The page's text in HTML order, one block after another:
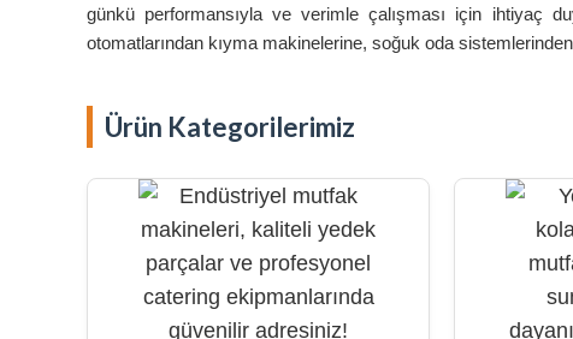
günkü performansıyla ve verimle çalışması için ihtiyaç
otomatlarından kıyma makinelerine, soğuk oda
Ürün Kategorilerimiz